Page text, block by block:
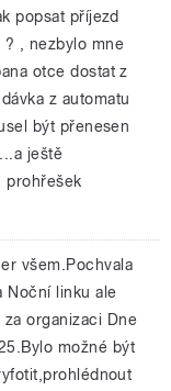
popsat příjezd
? , nezbylo mne
otce dostat z
z automatu
být přenesen
ještě
prohřešek
všem.Pochvala
Noční linku ale
organizaci Dne
možné být